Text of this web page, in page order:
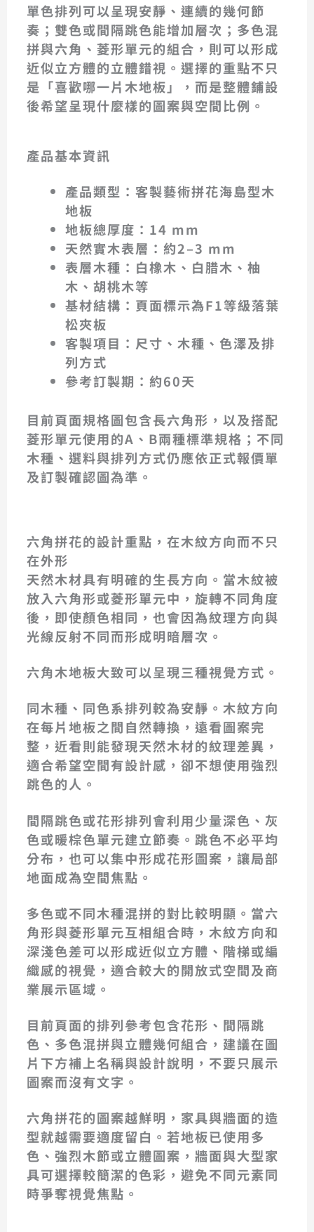
單色排列可以呈現安靜、連續的幾何節
奏；雙色或間隔跳色能增加層次；多色混
拼與六角、菱形單元的組合，則可以形成
近似立方體的立體錯視。選擇的重點不只
是「喜歡哪一片木地板」，而是整體鋪設
後希望呈現什麼樣的圖案與空間比例。
產品基本資訊
產品類型：客製藝術拼花海島型木
地板
地板總厚度：14 mm
天然實木表層：約2–3 mm
表層木種：白橡木、白腊木、柚
木、胡桃木等
基材結構：頁面標示為F1等級落葉
松夾板
客製項目：尺寸、木種、色澤及排
列方式
參考訂製期：約60天
目前頁面規格圖包含長六角形，以及搭配
菱形單元使用的A、B兩種標準規格；不同
木種、選料與排列方式仍應依正式報價單
及訂製確認圖為準。
六角拼花的設計重點，在木紋方向而不只
在外形
天然木材具有明確的生長方向。當木紋被
放入六角形或菱形單元中，旋轉不同角度
後，即使顏色相同，也會因為紋理方向與
光線反射不同而形成明暗層次。
六角木地板大致可以呈現三種視覺方式。
同木種、同色系排列較為安靜。木紋方向
在每片地板之間自然轉換，遠看圖案完
整，近看則能發現天然木材的紋理差異，
適合希望空間有設計感，卻不想使用強烈
跳色的人。
間隔跳色或花形排列會利用少量深色、灰
色或暖棕色單元建立節奏。跳色不必平均
分布，也可以集中形成花形圖案，讓局部
地面成為空間焦點。
多色或不同木種混拼的對比較明顯。當六
角形與菱形單元互相組合時，木紋方向和
深淺色差可以形成近似立方體、階梯或編
織感的視覺，適合較大的開放式空間及商
業展示區域。
目前頁面的排列參考包含花形、間隔跳
色、多色混拼與立體幾何組合，建議在圖
片下方補上名稱與設計說明，不要只展示
圖案而沒有文字。
六角拼花的圖案越鮮明，家具與牆面的造
型就越需要適度留白。若地板已使用多
色、強烈木節或立體圖案，牆面與大型家
具可選擇較簡潔的色彩，避免不同元素同
時爭奪視覺焦點。